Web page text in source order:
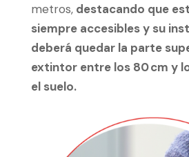
metros,destacando que
siempre accesibles y su
deberá quedar la parte
extintor entre los 80 cm y
el suelo.